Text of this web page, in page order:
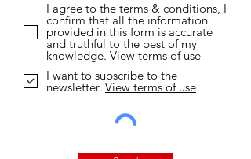
I agree to the terms & conditions, I
confirm that all the information
provided in this form is accurate
and truthful to the best of my
knowledge. View terms of use
I want to subscribe to the
newsletter. View terms of use